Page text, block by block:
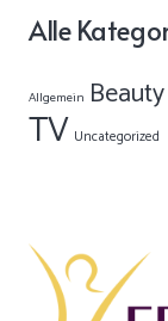
Alle
Allgemein Beauty
TV Uncategorized